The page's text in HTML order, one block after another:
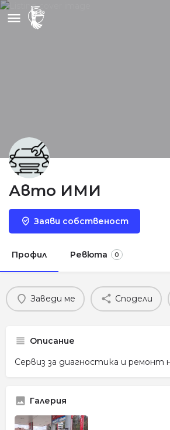
Авто ИМИ
Заяви собственост
Профил Ревюта 0
Заведи ме Сподели
Описание
Сервиз за диагностика и ремонт
Галерия